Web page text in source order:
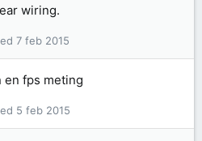
wiring.
7 feb 2015
en fps meting
5 feb 2015